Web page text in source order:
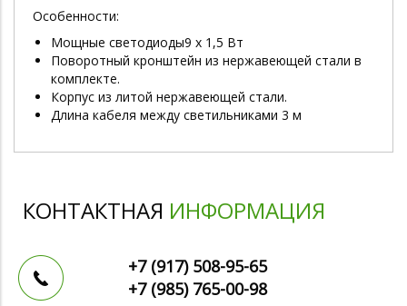
Особенности:
Мощные светодиоды9 x 1,5 Вт
Поворотный кронштейн из нержавеющей стали в
комплекте.
Корпус из литой нержавеющей стали.
Длина кабеля между светильниками 3 м
КОНТАКТНАЯ ИНФОРМАЦИЯ
+7 (917) 508-95-65
+7 (985) 765-00-98